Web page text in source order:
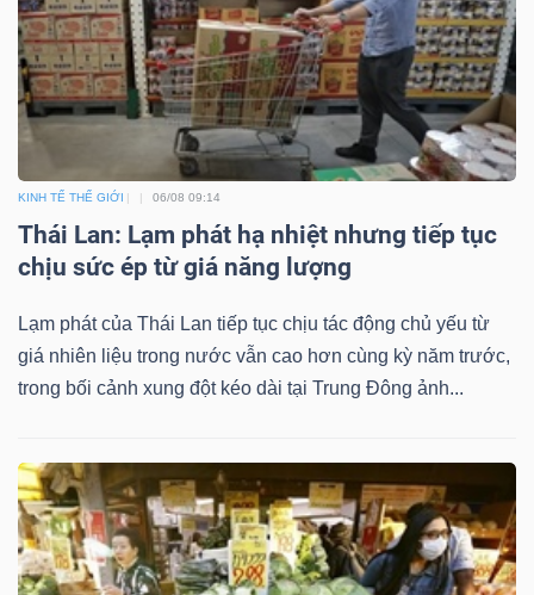
KINH TẾ THẾ GIỚI 06/08 09:14
Thái Lan: Lạm phát hạ nhiệt nhưng tiếp tục
chịu sức ép từ giá năng lượng
Lạm phát của Thái Lan tiếp tục chịu tác động chủ yếu từ
giá nhiên liệu trong nước vẫn cao hơn cùng kỳ năm trước,
trong bối cảnh xung đột kéo dài tại Trung Đông ảnh...